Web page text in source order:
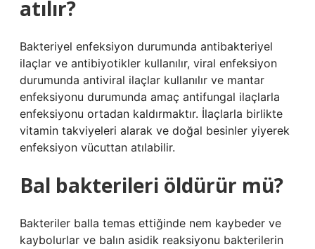
atılır?
Bakteriyel enfeksiyon durumunda antibakteriyel
ilaçlar ve antibiyotikler kullanılır, viral enfeksiyon
durumunda antiviral ilaçlar kullanılır ve mantar
enfeksiyonu durumunda amaç antifungal ilaçlarla
enfeksiyonu ortadan kaldırmaktır. İlaçlarla birlikte
vitamin takviyeleri alarak ve doğal besinler yiyerek
enfeksiyon vücuttan atılabilir.
Bal bakterileri öldürür mü?
Bakteriler balla temas ettiğinde nem kaybeder ve
kaybolurlar ve balın asidik reaksiyonu bakterilerin